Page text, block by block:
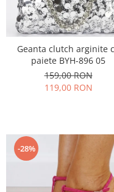
Geanta clutch arginite
paiete BYH-896 05
159,00 RON
119,00 RON
-28%